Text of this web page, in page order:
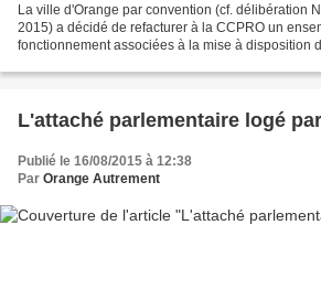
La ville d'Orange par convention (cf. délibération
2015) a décidé de refacturer à la CCPRO un
fonctionnement associées à la mise à disposition
L'attaché parlementaire logé
Publié le 16/08/2015 à 12:38
Par Orange Autrement